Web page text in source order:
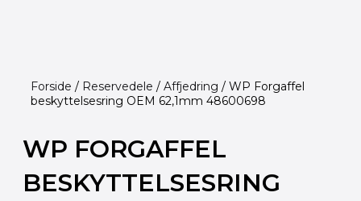
Forside / Reservedele / Affjedring / WP Forgaffel
beskyttelsesring OEM 62,1mm 48600698
WP FORGAFFEL
BESKYTTELSESRING